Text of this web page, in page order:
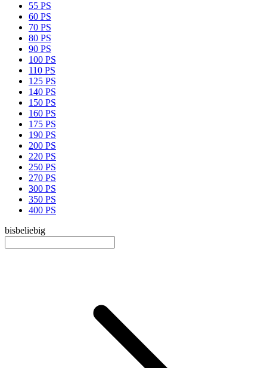
55 PS
60 PS
70 PS
80 PS
90 PS
100 PS
110 PS
125 PS
140 PS
150 PS
160 PS
175 PS
190 PS
200 PS
220 PS
250 PS
270 PS
300 PS
350 PS
400 PS
bisbeliebig